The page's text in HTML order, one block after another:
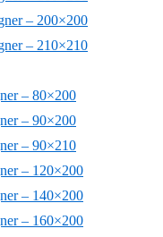
– 200×200
– 210×210
– 80×200
– 90×200
– 90×210
– 120×200
– 140×200
– 160×200